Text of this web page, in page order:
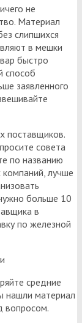
не
Материал
слипшихся
в мешки
быстро
способ
заявленного
поставщиков.
совета
по названию
лучше
больше 10
в
по железной
средние
нашли материал
вопросом.